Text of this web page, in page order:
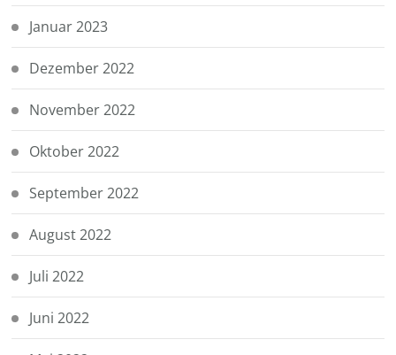
Januar 2023
Dezember 2022
November 2022
Oktober 2022
September 2022
August 2022
Juli 2022
Juni 2022